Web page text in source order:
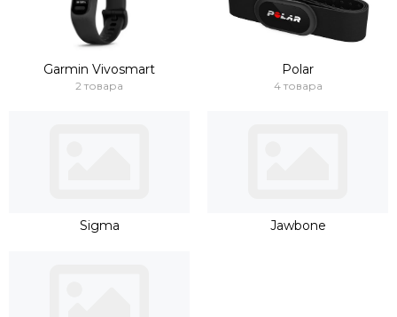
Garmin Vivosmart
2 товара
Polar
4 товара
Sigma Jawbone